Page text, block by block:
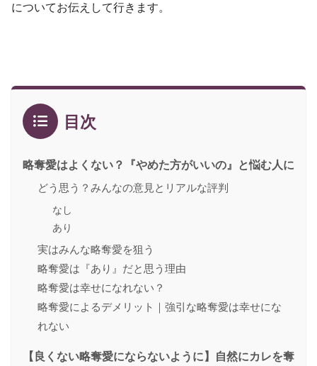
についてお伝えして行きます。
目次
略奪愛はよくない？『やめた方がいいの』と悩む人に
どう思う？みんなの意見とリアルな評判
なし
あり
実はみんな略奪愛を狙う
略奪愛は『あり』だと思う理由
略奪愛は幸せになれない？
略奪愛によるデメリット｜強引な略奪愛は幸せにな
れない
【良くない略奪愛にならないように】自然にカレを奪